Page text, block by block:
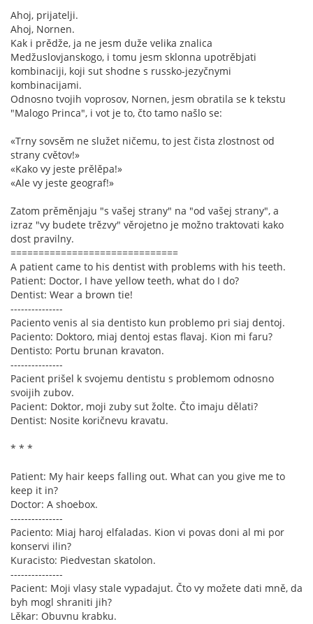
Ahoj, prijatelji.
Ahoj, Nornen.
Kak i prědže, ja ne jesm duže velika znalica
Medžuslovjanskogo, i tomu jesm sklonna upotrěbjati
kombinaciji, koji sut shodne s russko-jezyčnymi
kombinacijami.
Odnosno tvojih voprosov, Nornen, jesm obratila se k tekstu
"Malogo Princa", i vot je to, čto tamo našlo se:
«Trny sovsěm ne služet ničemu, to jest čista zlostnost od
strany cvětov!»
«Kako vy jeste prělěpa!»
«Ale vy jeste geograf!»
Zatom prěměnjaju "s vašej strany" na "od vašej strany", a
izraz "vy budete trězvy" věrojetno je možno traktovati kako
dost pravilny.
==============================
A patient came to his dentist with problems with his teeth.
Patient: Doctor, I have yellow teeth, what do I do?
Dentist: Wear a brown tie!
---------------
Paciento venis al sia dentisto kun problemo pri siaj dentoj.
Paciento: Doktoro, miaj dentoj estas flavaj. Kion mi faru?
Dentisto: Portu brunan kravaton.
---------------
Pacient prišel k svojemu dentistu s problemom odnosno
svoijih zubov.
Pacient: Doktor, moji zuby sut žolte. Čto imaju dělati?
Dentist: Nosite koričnevu kravatu.
* * *
Patient: My hair keeps falling out. What can you give me to
keep it in?
Doctor: A shoebox.
---------------
Paciento: Miaj haroj elfaladas. Kion vi povas doni al mi por
konservi ilin?
Kuracisto: Piedvestan skatolon.
---------------
Pacient: Moji vlasy stale vypadajut. Čto vy možete dati mně, da
byh mogl shraniti jih?
Lěkar: Obuvnu krabku.